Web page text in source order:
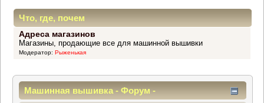
Что, где, почем
Адреса магазинов
Магазины, продающие все для машинной вышивки
Модератор: Рыженькая
Машинная вышивка - Форум -